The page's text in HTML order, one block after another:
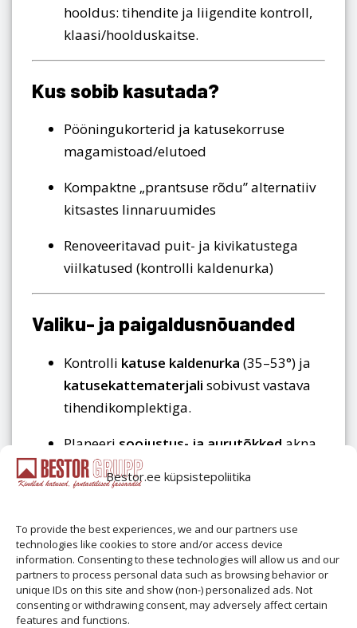
Bestor.ee küpsistepoliitika
To provide the best experiences, we and our partners use
technologies like cookies to store and/or access device
information. Consenting to these technologies will allow us and our
partners to process personal data such as browsing behavior or
unique IDs on this site and show (non-) personalized ads. Not
consenting or withdrawing consent, may adversely affect certain
features and functions.
hooldus: tihendite ja liigendite kontroll,
klaasi/hoolduskaitse.
Kus sobib kasutada?
Pööningukorterid ja katusekorruse
magamistoad/elutoed
Kompaktne „prantsuse rõdu” alternatiiv
kitsastes linnaruumides
Renoveeritavad puit- ja kivikatustega
viilkatused (kontrolli kaldenurka)
Valiku- ja paigaldusnõuanded
Kontrolli katuse kaldenurka (35–53°) ja
katusekattematerjali sobivust vastava
tihendikomplektiga.
Planeeri soojustus- ja aurutõkked akna
ümber külmasildade vältimiseks.
ülekuumenemise piiramiseks.
Jäta sissepääs hoolduseks jalangevate
koormuste(lume/tuule) arvestus.